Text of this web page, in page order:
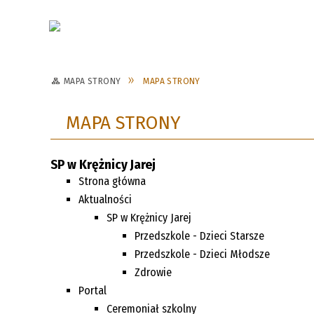
DO SZKOŁY
KOŁO PLASTYCZNE
ŚWIETLICA 2017/2018
MAPA STRONY MAPA STRONY
MAPA STRONY
SP w Krężnicy Jarej
Strona główna
Aktualności
SP w Krężnicy Jarej
Przedszkole - Dzieci Starsze
Przedszkole - Dzieci Młodsze
Zdrowie
Portal
Ceremoniał szkolny